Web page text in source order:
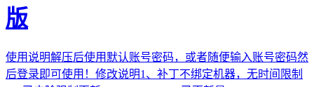
版
使用说明解压后使用默认账号密码，或者随便输入账号密码然
后登录即可使用！修改说明1、补丁不绑定机器，无时间限制